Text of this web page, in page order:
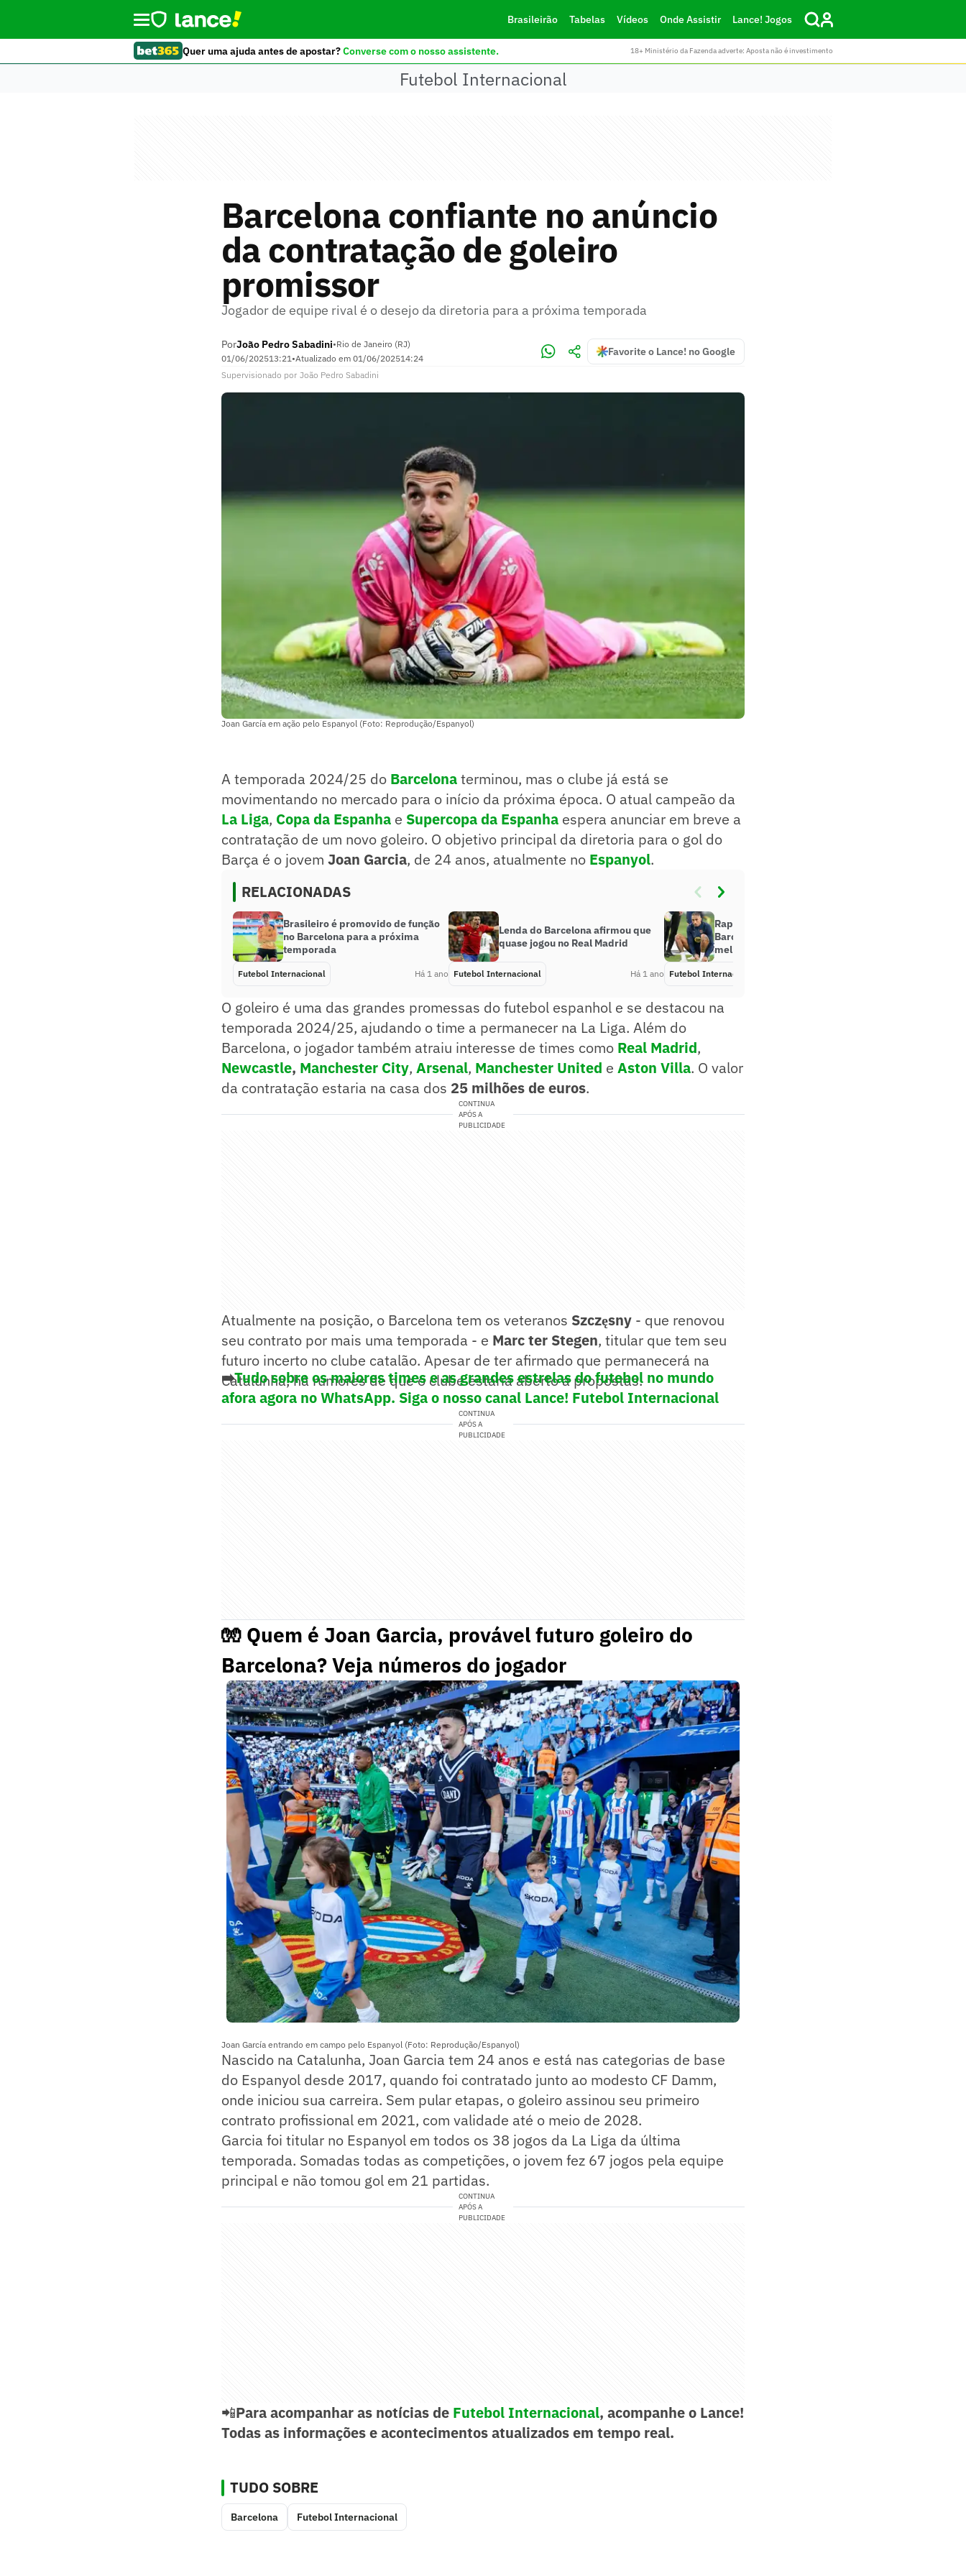
Brasileirão Tabelas Vídeos Onde Assistir Lance! Jogos
Quer uma ajuda antes de apostar?Converse com o nosso assistente. 18+ Ministério da Fazenda adverte: Aposta não é investimento
Futebol Internacional
Barcelona confiante no anúncio
da contratação de goleiro
promissor
Jogador de equipe rival é o desejo da diretoria para a próxima temporada
PorJoão Pedro Sabadini•Rio de Janeiro (RJ)
01/06/202513:21•Atualizado em 01/06/202514:24
Favorite o Lance! no Google
Supervisionado por João Pedro Sabadini
Joan García em ação pelo Espanyol (Foto: Reprodução/Espanyol)
A temporada 2024/25 do Barcelonaterminou, mas o clube já está se
movimentando no mercado para o início da próxima época. O atual campeão da
La Liga, Copa da Espanha e Supercopa da Espanha espera anunciar em breve a
contratação de um novo goleiro. O objetivo principal da diretoria para o gol do
Barça é o jovem Joan Garcia, de 24 anos, atualmente no Espanyol.
RELACIONADAS
Brasileiro é promovido de função
no Barcelona para a próxima
temporada
Futebol Internacional Há 1 ano
Lenda do Barcelona afirmou que
quase jogou no Real Madrid
Futebol Internacional Há 1 ano
Raphinha revela tensão vivida no
Barcelona: ‘Se não é bem-vindo,
melhor sair’
Futebol Internacional
O goleiro é uma das grandes promessas do futebol espanhol e se destacou na
temporada 2024/25, ajudando o time a permanecer na La Liga. Além do
Barcelona, o jogador também atraiu interesse de times como Real Madrid,
Newcastle, Manchester City, Arsenal, Manchester United e Aston Villa. O valor
da contratação estaria na casa dos 25 milhões de euros.
CONTINUA
APÓS A
PUBLICIDADE
Atualmente na posição, o Barcelona tem os veteranos Szczęsny - que renovou
seu contrato por mais uma temporada - e Marc ter Stegen, titular que tem seu
futuro incerto no clube catalão. Apesar de ter afirmado que permanecerá na
Catalunha, há rumores de que o clube estaria aberto a propostas.
➡️Tudo sobre os maiores times e as grandes estrelas do futebol no mundo
afora agora no WhatsApp. Siga o nosso canal Lance! Futebol Internacional
CONTINUA
APÓS A
PUBLICIDADE
🧤 Quem é Joan Garcia, provável futuro goleiro do
Barcelona? Veja números do jogador
Joan García entrando em campo pelo Espanyol (Foto: Reprodução/Espanyol)
Nascido na Catalunha, Joan Garcia tem 24 anos e está nas categorias de base
do Espanyol desde 2017, quando foi contratado junto ao modesto CF Damm,
onde iniciou sua carreira. Sem pular etapas, o goleiro assinou seu primeiro
contrato profissional em 2021, com validade até o meio de 2028.
Garcia foi titular no Espanyol em todos os 38 jogos da La Liga da última
temporada. Somadas todas as competições, o jovem fez 67 jogos pela equipe
principal e não tomou gol em 21 partidas.
CONTINUA
APÓS A
PUBLICIDADE
📲Para acompanhar as notícias de Futebol Internacional, acompanhe o Lance!
Todas as informações e acontecimentos atualizados em tempo real.
TUDO SOBRE
Barcelona Futebol Internacional